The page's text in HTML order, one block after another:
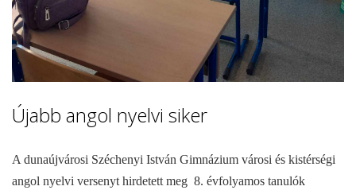
Újabb angol nyelvi siker
A dunaújvárosi Széchenyi István Gimnázium városi és kistérségi
angol nyelvi versenyt hirdetett meg 8. évfolyamos tanulók